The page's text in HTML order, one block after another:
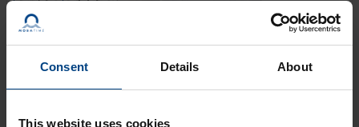
Consent Details About
This website uses cookies
Simple, clair, extra plat et carré, le FLEX Quad s’intègre
parfaitement à tous les environnements. Flex Quad